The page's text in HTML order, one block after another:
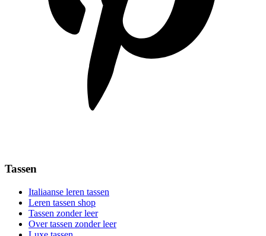
Tassen
Italiaanse leren tassen
Leren tassen shop
Tassen zonder leer
Over tassen zonder leer